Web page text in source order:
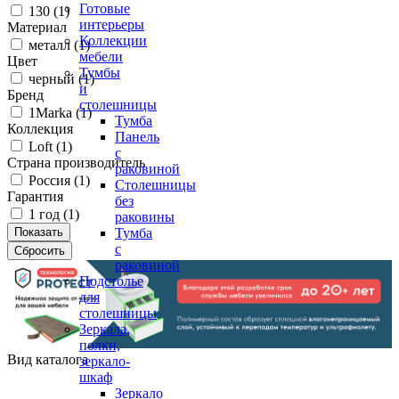
Готовые
интерьеры
Коллекции
мебели
Тумбы
и
столешницы
Тумба
Панель
с
раковиной
Столешницы
без
раковины
Тумба
с
раковиной
Подстолье
для
столешницы
Зеркала,
полки,
зеркало-
шкаф
Зеркало
130 (1)
Материал
металл (1)
Цвет
черный (1)
Бренд
1Marka (1)
Коллекция
Loft (1)
Страна производитель
Россия (1)
Гарантия
1 год (1)
Вид каталога